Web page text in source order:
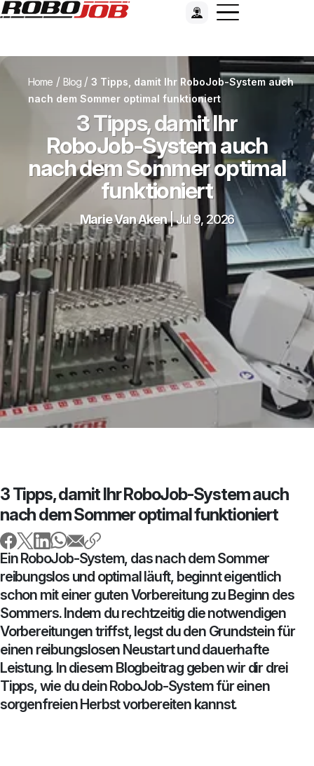
Home / Blog /3 Tipps, damit Ihr RoboJob-System auch
nach dem Sommer optimal funktioniert
3 Tipps, damit Ihr
RoboJob-System auch
nach dem Sommer optimal
funktioniert
Marie Van Aken|Jul 9, 2026
3 Tipps, damit Ihr RoboJob-System auch
nach dem Sommer optimal funktioniert
Ein RoboJob-System, das nach dem Sommer
reibungslos und optimal läuft, beginnt eigentlich
schon mit einer guten Vorbereitung zu Beginn des
Sommers. Indem du rechtzeitig die notwendigen
Vorbereitungen triffst, legst du den Grundstein für
einen reibungslosen Neustart und dauerhafte
Leistung. In diesem Blogbeitrag geben wir dir drei
Tipps, wie du dein RoboJob-System für einen
sorgenfreien Herbst vorbereiten kannst.